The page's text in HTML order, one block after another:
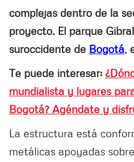
complejas dentro de la
proyecto. El parque
suroccidente de Bogotá,
Te puede interesar:
mundialista y lugares
Bogotá? Agéndate y
La estructura está
metálicas apoyadas